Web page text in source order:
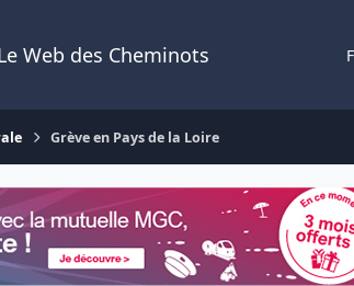
Web des Cheminots
Grève en Pays de la Loire